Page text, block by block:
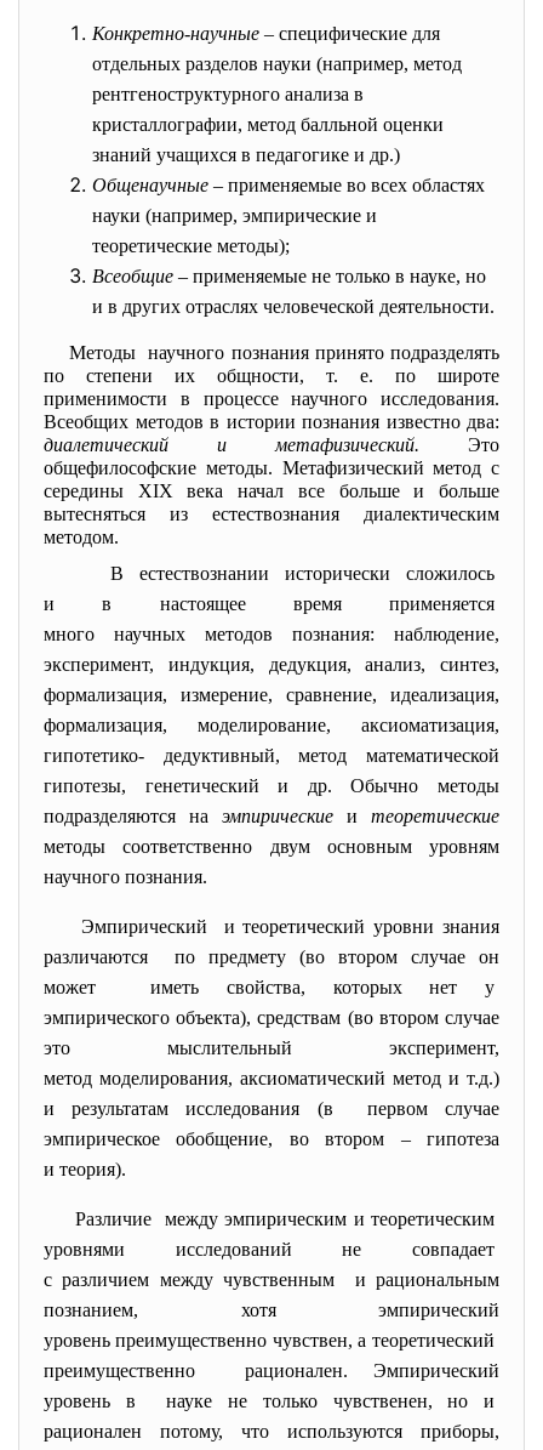
Конкретно-научные – специфические для
отдельных разделов науки (например, метод
рентгеноструктурного анализа в
кристаллографии, метод балльной оценки
знаний учащихся в педагогике и др.)
Общенаучные – применяемые во всех областях
науки (например, эмпирические и
теоретические методы);
Всеобщие – применяемые не только в науке, но
и в других отраслях человеческой деятельности.
Методы научного познания принято подразделять
по степени их общности, т. е. по широте
применимости в процессе научного исследования.
Всеобщих методов в истории познания известно два:
диалетический и метафизический. Это
общефилософские методы. Метафизический метод с
середины XIX века начал все больше и больше
вытесняться из естествознания диалектическим
методом.
В естествознании исторически сложилось
и в настоящее время применяется
много научных методов познания: наблюдение,
эксперимент, индукция, дедукция, анализ, синтез,
формализация, измерение, сравнение, идеализация,
формализация, моделирование, аксиоматизация,
гипотетико- дедуктивный, метод математической
гипотезы, генетический и др. Обычно методы
подразделяются на эмпирические и теоретические
методы соответственно двум основным уровням
научного познания.
Эмпирический и теоретический уровни знания
различаются по предмету (во втором случае он
может иметь свойства, которых нет у
эмпирического объекта), средствам (во втором случае
это мыслительный эксперимент,
метод моделирования, аксиоматический метод и т.д.)
и результатам исследования (в первом случае
эмпирическое обобщение, во втором – гипотеза
и теория).
Различие между эмпирическим и теоретическим
уровнями исследований не совпадает
с различием между чувственным и рациональным
познанием, хотя эмпирический
уровень преимущественно чувствен, а теоретический
преимущественно рационален. Эмпирический
уровень в науке не только чувственен, но и
рационален потому, что используются приборы,